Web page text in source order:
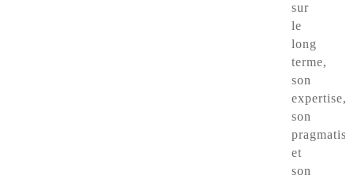
sur
le
long
terme,
son
expertise,
son
et
son